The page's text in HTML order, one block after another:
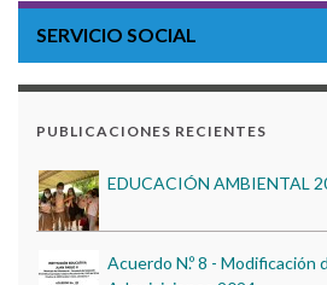
SERVICIO SOCIAL
PUBLICACIONES RECIENTES
DÍA DEL ESTUDIANTE 2023
EDUCACIÓN AMBIENTAL